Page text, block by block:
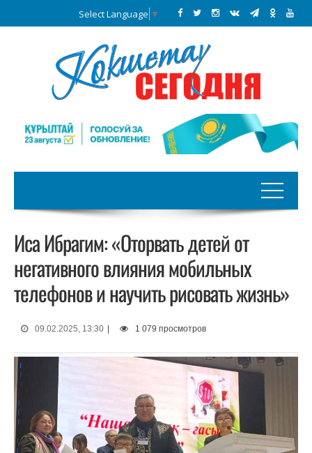
Select Language ▼
Иса Ибрагим: «Оторвать детей от
негативного влияния мобильных
телефонов и научить рисовать жизнь»
09.02.2025, 13:30 1 079 просмотров